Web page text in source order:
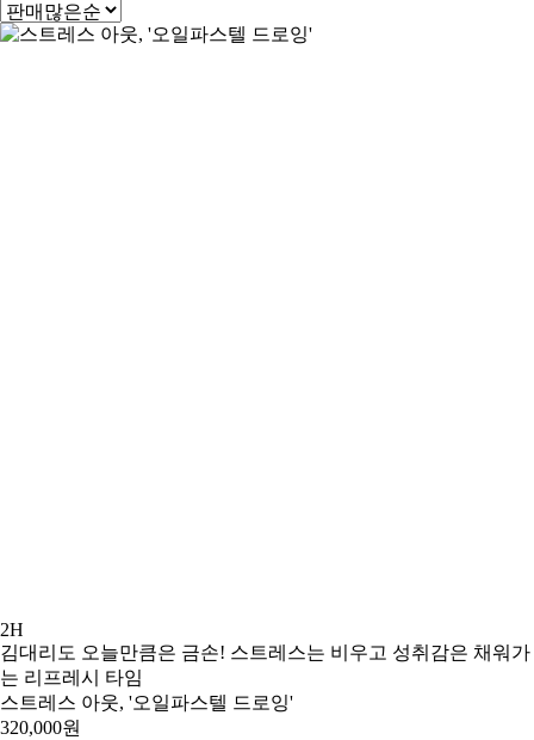
2H
김대리도 오늘만큼은 금손! 스트레스는 비우고 성취감은 채워가
는 리프레시 타임
스트레스 아웃, '오일파스텔 드로잉'
320,000원